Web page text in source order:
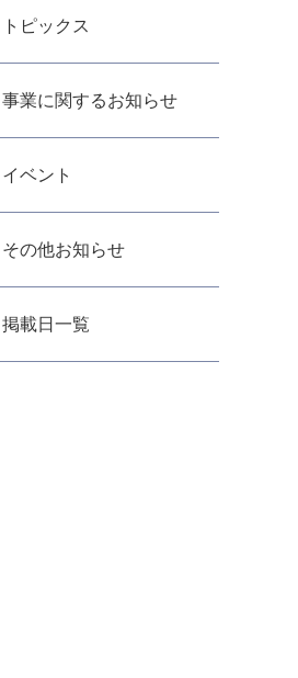
トピックス
事業に関するお知らせ
イベント
その他お知らせ
掲載日一覧